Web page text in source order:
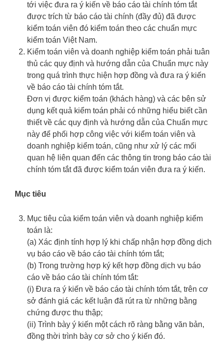
tới việc đưa ra ý kiến về báo cáo tài chính tóm tắt
được trích từ báo cáo tài chính (đầy đủ) đã được
kiểm toán viên đó kiểm toán theo các chuẩn mực
kiểm toán Việt Nam.
Kiểm toán viên và doanh nghiệp kiểm toán phải tuân
thủ các quy định và hướng dẫn của Chuẩn mực này
trong quá trình thực hiện hợp đồng và đưa ra ý kiến
về báo cáo tài chính tóm tắt.
Đơn vị được kiểm toán (khách hàng) và các bên sử
dụng kết quả kiểm toán phải có những hiểu biết cần
thiết về các quy định và hướng dẫn của Chuẩn mực
này để phối hợp công việc với kiểm toán viên và
doanh nghiệp kiểm toán, cũng như xử lý các mối
quan hệ liên quan đến các thông tin trong báo cáo tài
chính tóm tắt đã được kiểm toán viên đưa ra ý kiến.
Mục tiêu
Mục tiêu của kiểm toán viên và doanh nghiệp kiểm
toán là:
(a) Xác định tính hợp lý khi chấp nhận hợp đồng dịch
vụ báo cáo về báo cáo tài chính tóm tắt;
(b) Trong trường hợp ký kết hợp đồng dịch vụ báo
cáo về báo cáo tài chính tóm tắt:
(i) Đưa ra ý kiến về báo cáo tài chính tóm tắt, trên cơ
sở đánh giá các kết luận đã rút ra từ những bằng
chứng được thu thập;
(ii) Trình bày ý kiến một cách rõ ràng bằng văn bản,
đồng thời trình bày cơ sở cho ý kiến đó.